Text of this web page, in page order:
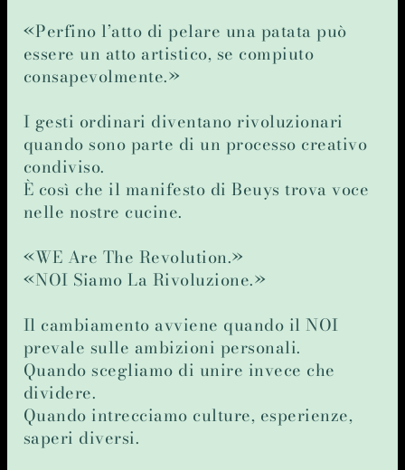
«Perfino l’atto di pelare una patata può
essere un atto artistico, se compiuto
consapevolmente.»
I gesti ordinari diventano rivoluzionari
quando sono parte di un processo creativo
condiviso.
È così che il manifesto di Beuys trova voce
nelle nostre cucine.
«WE Are The Revolution.»
«NOI Siamo La Rivoluzione.»
Il cambiamento avviene quando il NOI
prevale sulle ambizioni personali.
Quando scegliamo di unire invece che
dividere.
Quando intrecciamo culture, esperienze,
saperi diversi.